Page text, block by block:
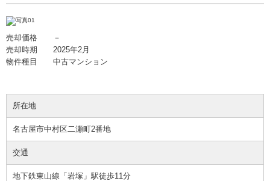
売却価格 －
売却時期 2025年2月
物件種目 中古マンション
所在地
名古屋市中村区二瀬町2番地
交通
地下鉄東山線「岩塚」駅徒歩11分